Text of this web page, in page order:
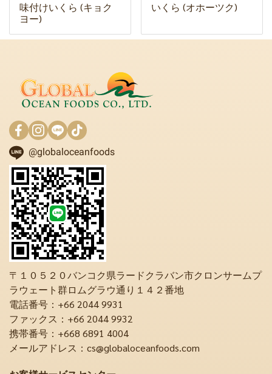
味付けいくら (キョク
ヨー)
いくら (オホーツク)
@globaloceanfoods
〒１０５２０バンコク県ラードクラバン市クロンサームプ
ラウェート群ロムグラウ通り１４２番地
電話番号：+66 2044 9931
ファックス：+66 2044 9932
携帯番号：+668 6891 4004
メールアドレス：cs@globaloceanfoods.com